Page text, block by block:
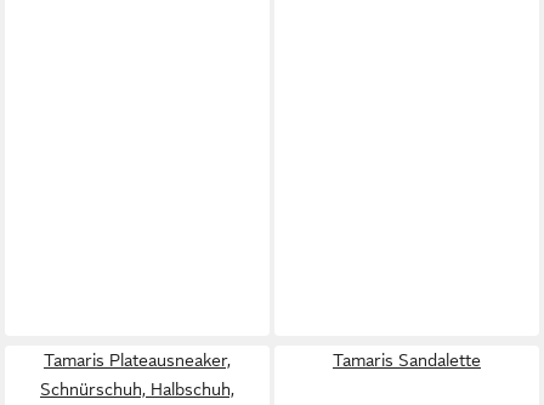
Tamaris Plateausneaker,
Schnürschuh, Halbschuh,
Tamaris Sandalette